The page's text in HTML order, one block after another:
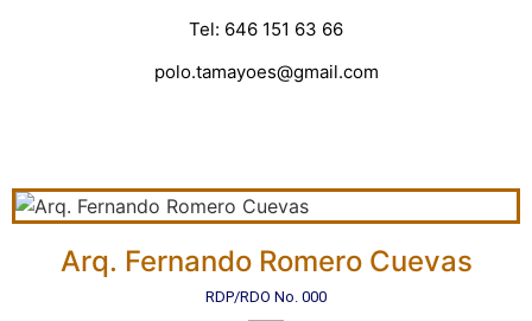
Tel: 646 151 63 66
polo.tamayoes@gmail.com
Arq. Fernando Romero Cuevas
RDP/RDO No. 000